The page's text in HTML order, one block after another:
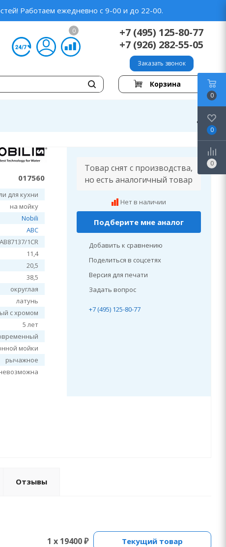
Работаем ежедневно с 9-00 и до 22-00.
0
+7 (495) 125-80-77
+7 (926) 282-55-05
Заказать звонок
Корзина
017560
для кухни
на мойку
Nobili
ABC
AB87137/1CR
11,4
20,5
38,5
округлая
латунь
с хромом
5 лет
мойки
рычажное
Товар снят с производства,
но есть аналогичный товар
Нет в наличии
Подберите мне аналог
Добавить к сравнению
Поделиться в соцсетях
Версия для печати
Задать вопрос
+7 (495) 125-80-77
Отзывы
1 x 19400 ₽ Текущий товар
0
0
0